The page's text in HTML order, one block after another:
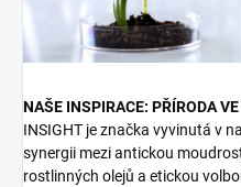
NAŠE INSPIRACE: PŘÍRODA
INSIGHT je značka vyvinutá v
synergii mezi antickou
rostlinných olejů a etickou